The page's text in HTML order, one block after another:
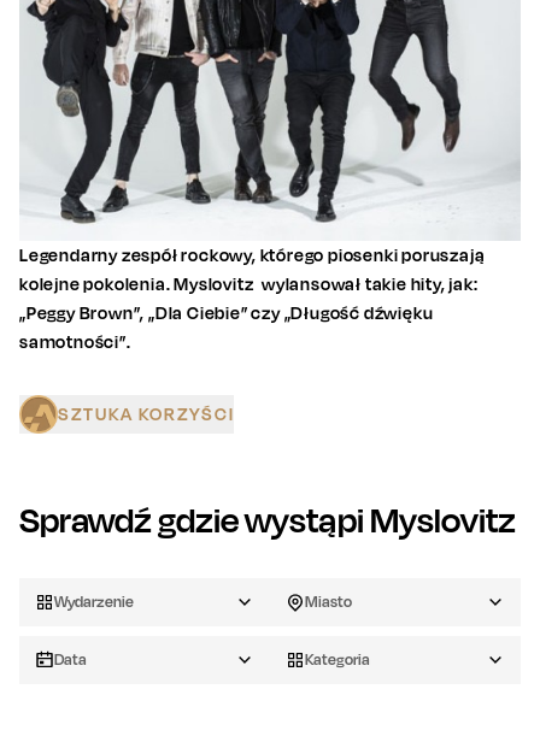
Legendarny zespół rockowy, którego piosenki poruszają
kolejne pokolenia. Myslovitz wylansował takie hity, jak:
„Peggy Brown”, „Dla Ciebie” czy „Długość dźwięku
samotności”.
SZTUKA KORZYŚCI
Sprawdź gdzie wystąpi Myslovitz
Wydarzenie Miasto
Data Kategoria